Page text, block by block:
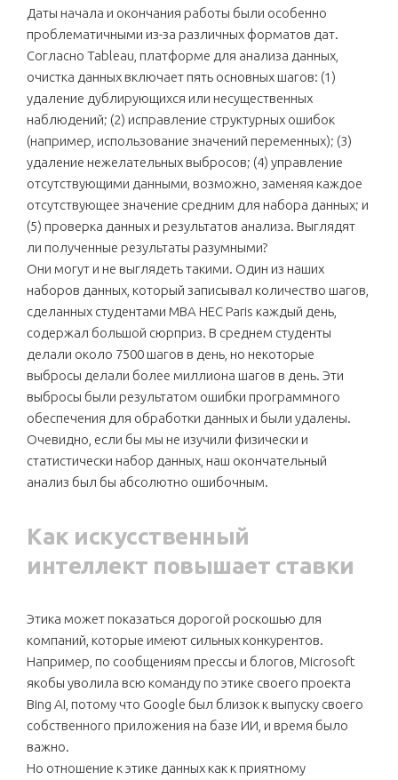
Даты начала и окончания работы были особенно
проблематичными из-за различных форматов дат.
Согласно Tableau, платформе для анализа данных,
очистка данных включает пять основных шагов: (1)
удаление дублирующихся или несущественных
наблюдений; (2) исправление структурных ошибок
(например, использование значений переменных); (3)
удаление нежелательных выбросов; (4) управление
отсутствующими данными, возможно, заменяя каждое
отсутствующее значение средним для набора данных; и
(5) проверка данных и результатов анализа. Выглядят
ли полученные результаты разумными?
Они могут и не выглядеть такими. Один из наших
наборов данных, который записывал количество шагов,
сделанных студентами MBA HEC Paris каждый день,
содержал большой сюрприз. В среднем студенты
делали около 7500 шагов в день, но некоторые
выбросы делали более миллиона шагов в день. Эти
выбросы были результатом ошибки программного
обеспечения для обработки данных и были удалены.
Очевидно, если бы мы не изучили физически и
статистически набор данных, наш окончательный
анализ был бы абсолютно ошибочным.
Как искусственный
интеллект повышает ставки
Этика может показаться дорогой роскошью для
компаний, которые имеют сильных конкурентов.
Например, по сообщениям прессы и блогов, Microsoft
якобы уволила всю команду по этике своего проекта
Bing AI, потому что Google был близок к выпуску своего
собственного приложения на базе ИИ, и время было
важно.
Но отношение к этике данных как к приятному